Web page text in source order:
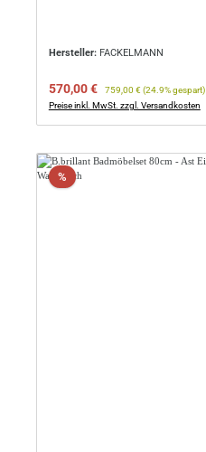
Hersteller: FACKELMANN
Verkaufspreis:
570,00 € Regulärer Preis:
759,00 € (24.9% gespart)
Preise inkl. MwSt. zzgl. Versandkosten
%Rabatt